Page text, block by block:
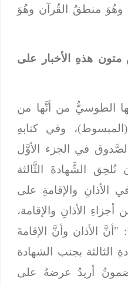
وهُوَ منطقُ القُرآن وهُوَ
هذهِ الأخبار على
الطوسيُّ من أنَّها من
وفي كتابهِ
في الجزء الأوَّل
الشَّهادةَ الثَّالثة
الأذانِ والإقامةِ على
الأذانِ والإقامة،
الأذان وأنَّ الإقامةَ
الثالثة بجنب الشهادة
أريدُ عرضهُ على